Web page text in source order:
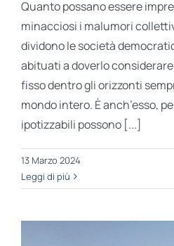
Quanto possano essere
minacciosi i malumori
dividono le società
abituati a doverlo
fisso dentro gli orizzonti
mondo intero. È anch’esso,
ipotizzabili possono [...]
13 Marzo 2024
Leggi di più